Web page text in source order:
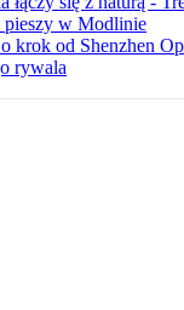
pieszy w Modlinie
krok od Shenzhen
rywala